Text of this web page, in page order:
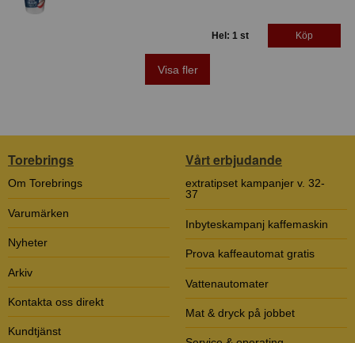
Hel: 1 st Köp
Visa fler
Torebrings
Om Torebrings
Varumärken
Nyheter
Arkiv
Kontakta oss direkt
Kundtjänst
Vårt erbjudande
extratipset kampanjer v. 32-
37
Inbyteskampanj kaffemaskin
Prova kaffeautomat gratis
Vattenautomater
Mat & dryck på jobbet